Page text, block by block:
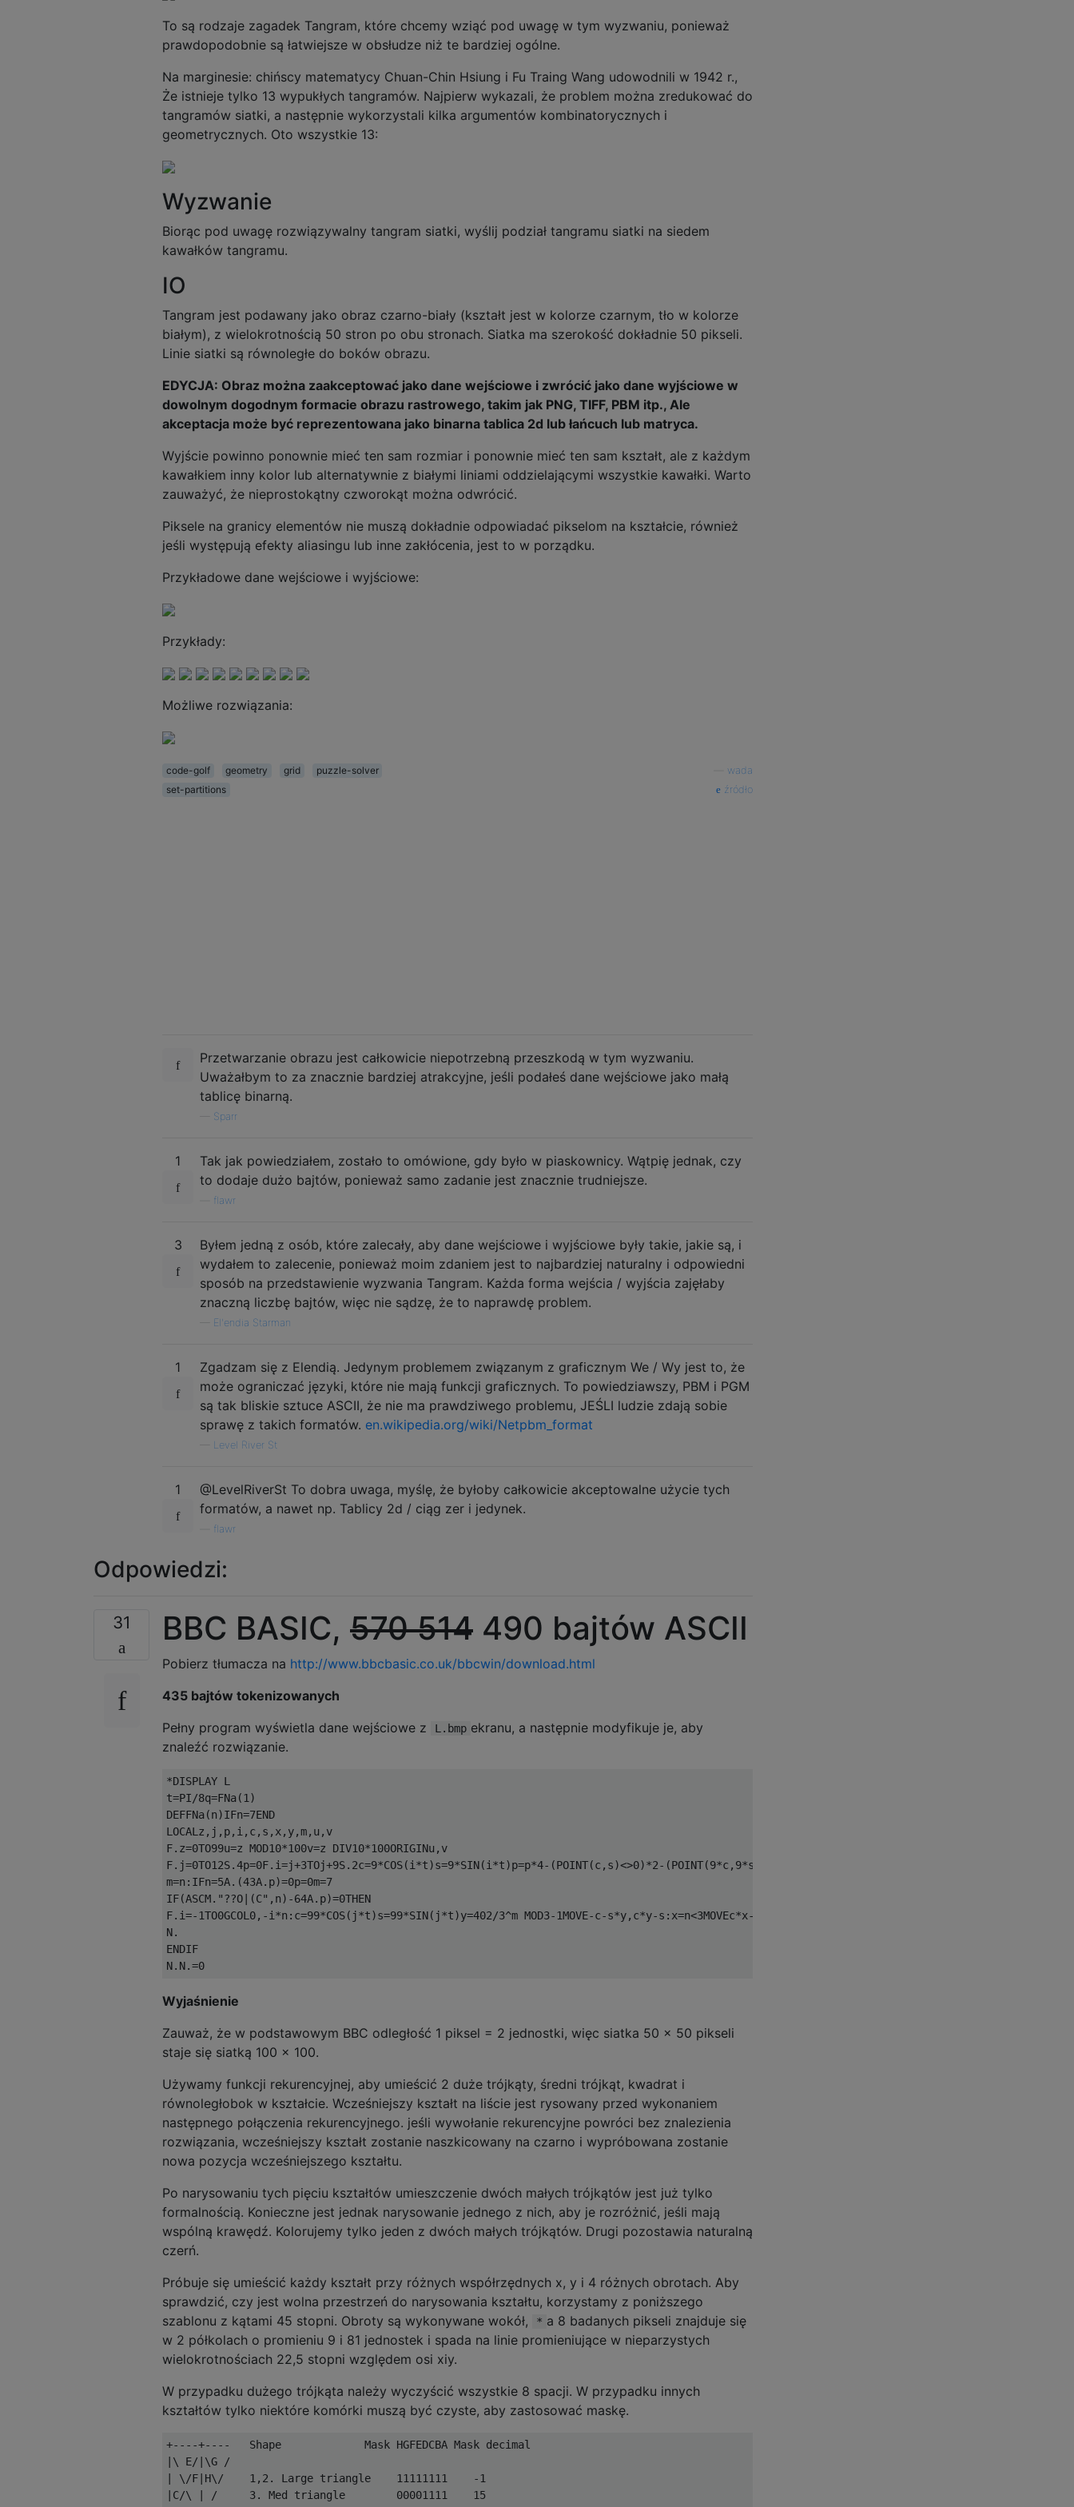
To są rodzaje zagadek Tangram, które chcemy wziąć pod uwagę w tym wyzwaniu, ponieważ
prawdopodobnie są łatwiejsze w obsłudze niż te bardziej ogólne.
Na marginesie: chińscy matematycy Chuan-Chin Hsiung i Fu Traing Wang udowodnili w 1942 r.,
Że istnieje tylko 13 wypukłych tangramów. Najpierw wykazali, że problem można zredukować do
tangramów siatki, a następnie wykorzystali kilka argumentów kombinatorycznych i
geometrycznych. Oto wszystkie 13:
Wyzwanie
Biorąc pod uwagę rozwiązywalny tangram siatki, wyślij podział tangramu siatki na siedem
kawałków tangramu.
IO
Tangram jest podawany jako obraz czarno-biały (kształt jest w kolorze czarnym, tło w kolorze
białym), z wielokrotnością 50 stron po obu stronach. Siatka ma szerokość dokładnie 50 pikseli.
Linie siatki są równoległe do boków obrazu.
EDYCJA: Obraz można zaakceptować jako dane wejściowe i zwrócić jako dane wyjściowe w
dowolnym dogodnym formacie obrazu rastrowego, takim jak PNG, TIFF, PBM itp., Ale
akceptacja może być reprezentowana jako binarna tablica 2d lub łańcuch lub matryca.
Wyjście powinno ponownie mieć ten sam rozmiar i ponownie mieć ten sam kształt, ale z każdym
kawałkiem inny kolor lub alternatywnie z białymi liniami oddzielającymi wszystkie kawałki. Warto
zauważyć, że nieprostokątny czworokąt można odwrócić.
Piksele na granicy elementów nie muszą dokładnie odpowiadać pikselom na kształcie, również
jeśli występują efekty aliasingu lub inne zakłócenia, jest to w porządku.
Przykładowe dane wejściowe i wyjściowe:
Przykłady:
Możliwe rozwiązania:
code-golf geometry grid
puzzle-solver
set-partitions
wada
źródło
Przetwarzanie obrazu jest całkowicie niepotrzebną przeszkodą w tym wyzwaniu.
Uważałbym to za znacznie bardziej atrakcyjne, jeśli podałeś dane wejściowe jako małą
tablicę binarną.
Sparr
1
Tak jak powiedziałem, zostało to omówione, gdy było w piaskownicy. Wątpię jednak, czy
to dodaje dużo bajtów, ponieważ samo zadanie jest znacznie trudniejsze.
flawr
3
Byłem jedną z osób, które zalecały, aby dane wejściowe i wyjściowe były takie, jakie są, i
wydałem to zalecenie, ponieważ moim zdaniem jest to najbardziej naturalny i odpowiedni
sposób na przedstawienie wyzwania Tangram. Każda forma wejścia / wyjścia zajęłaby
znaczną liczbę bajtów, więc nie sądzę, że to naprawdę problem.
El'endia Starman
1
Zgadzam się z Elendią. Jedynym problemem związanym z graficznym We / Wy jest to, że
może ograniczać języki, które nie mają funkcji graficznych. To powiedziawszy, PBM i PGM
są tak bliskie sztuce ASCII, że nie ma prawdziwego problemu, JEŚLI ludzie zdają sobie
sprawę z takich formatów. en.wikipedia.org/wiki/Netpbm_format
Level River St
1
@LevelRiverSt To dobra uwaga, myślę, że byłoby całkowicie akceptowalne użycie tych
formatów, a nawet np. Tablicy 2d / ciąg zer i jedynek.
flawr
Odpowiedzi:
31 BBC BASIC, 570 514 490 bajtów ASCII
Pobierz tłumacza na http://www.bbcbasic.co.uk/bbcwin/download.html
435 bajtów tokenizowanych
Pełny program wyświetla dane wejściowe z
L.bmp ekranu, a następnie modyfikuje je, aby
znaleźć rozwiązanie.
*DISPLAY L
t=PI/8q=FNa(1)
DEFFNa(n)IFn=7END
LOCALz,j,p,i,c,s,x,y,m,u,v
F.z=0TO99u=z MOD10*100v=z DIV10*100ORIGINu,v
F.j=0TO12S.4p=0F.i=j+3TOj+9S.2c=9*COS(i*t)s=9*SIN(i*t)p=p*4-(POINT(c,s)<>0)*2-(POINT(9*c,9*s)<>0)N.
m=n:IFn=5A.(43A.p)=0p=0m=7
IF(ASCM."??O|(C",n)-64A.p)=0THEN
F.i=-1TO0GCOL0,-i*n:c=99*COS(j*t)s=99*SIN(j*t)y=402/3^m MOD3-1MOVE-c-s*y,c*y-s:x=n<3MOVEc*x-s*x,s*x+c*x:x=2778/3^m MOD3-1y=5775/3^m MOD3-
N.
ENDIF
Wyjaśnienie
Zauważ, że w podstawowym BBC odległość 1 piksel = 2 jednostki, więc siatka 50 x 50 pikseli
staje się siatką 100 x 100.
Używamy funkcji rekurencyjnej, aby umieścić 2 duże trójkąty, średni trójkąt, kwadrat i
równoległobok w kształcie. Wcześniejszy kształt na liście jest rysowany przed wykonaniem
następnego połączenia rekurencyjnego. jeśli wywołanie rekurencyjne powróci bez znalezienia
rozwiązania, wcześniejszy kształt zostanie naszkicowany na czarno i wypróbowana zostanie
nowa pozycja wcześniejszego kształtu.
Po narysowaniu tych pięciu kształtów umieszczenie dwóch małych trójkątów jest już tylko
formalnością. Konieczne jest jednak narysowanie jednego z nich, aby je rozróżnić, jeśli mają
wspólną krawędź. Kolorujemy tylko jeden z dwóch małych trójkątów. Drugi pozostawia naturalną
czerń.
Próbuje się umieścić każdy kształt przy różnych współrzędnych x, y i 4 różnych obrotach. Aby
sprawdzić, czy jest wolna przestrzeń do narysowania kształtu, korzystamy z poniższego
szablonu z kątami 45 stopni. Obroty są wykonywane wokół,
* a 8 badanych pikseli znajduje się
w 2 półkolach o promieniu 9 i 81 jednostek i spada na linie promieniujące w nieparzystych
wielokrotnościach 22,5 stopni względem osi xiy.
W przypadku dużego trójkąta należy wyczyścić wszystkie 8 spacji. W przypadku innych
kształtów tylko niektóre komórki muszą być czyste, aby zastosować maskę.
+----+----   Shape             Mask HGFEDCBA Mask decimal
|\ E/|\G /
| \/F|H\/    1,2. Large triangle    11111111    -1
|C/\ | /     3. Med triangle        00001111    15